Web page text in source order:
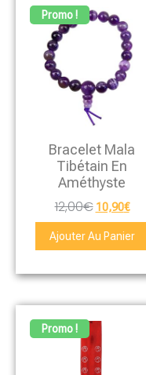
Promo !
Bracelet Mala
Tibétain En
Améthyste
12,00€ 10,90€
Ajouter Au Panier
Promo !